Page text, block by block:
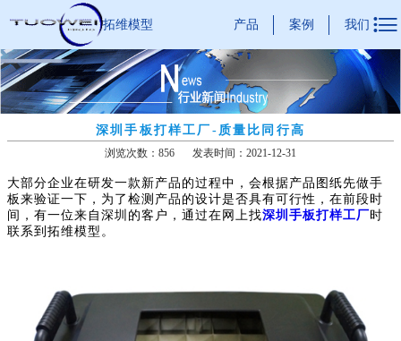
拓维模型 产品 案例 我们 
深圳手板打样工厂-质量比同行高
浏览次数：856 发表时间：2021-12-31
大部分企业在研发一款新产品的过程中，会根据产品图纸先做手
板来验证一下，为了检测产品的设计是否具有可行性，在前段时
间，有一位来自深圳的客户，通过在网上找深圳手板打样工厂时
联系到拓维模型。